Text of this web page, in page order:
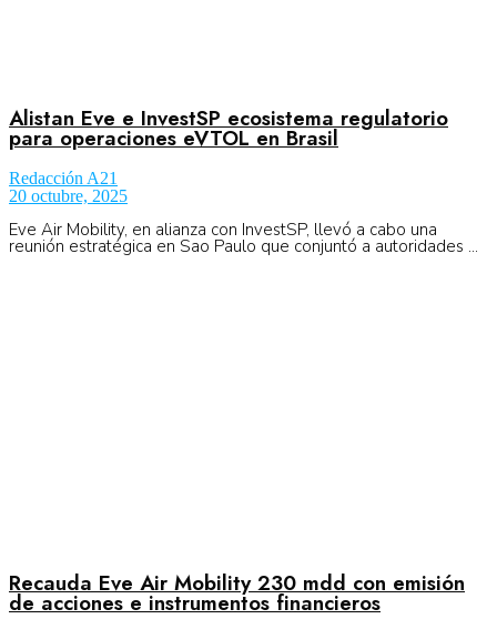
Alistan Eve e InvestSP ecosistema regulatorio
para operaciones eVTOL en Brasil
Redacción A21
20 octubre, 2025
Eve Air Mobility, en alianza con InvestSP, llevó a cabo una
reunión estratégica en Sao Paulo que conjuntó a autoridades ...
Recauda Eve Air Mobility 230 mdd con emisión
de acciones e instrumentos financieros